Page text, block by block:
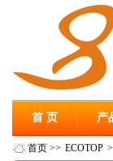
首 页 产
首页 >> ECOTOP